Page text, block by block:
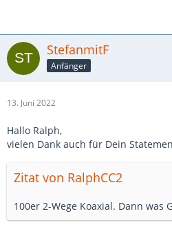
StefanmitF
Anfänger
13. Juni 2022
Hallo Ralph,
vielen Dank auch für Dein
Zitat von RalphCC2
100er 2-Wege Koaxial. Dann was